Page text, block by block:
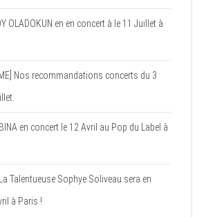
OLADOKUN en en concert à le 11 Juillet à
Nos recommandations concerts du 3
BINA en concert le 12 Avril au Pop du Label à
La Talentueuse Sophye Soliveau sera en
à Paris !